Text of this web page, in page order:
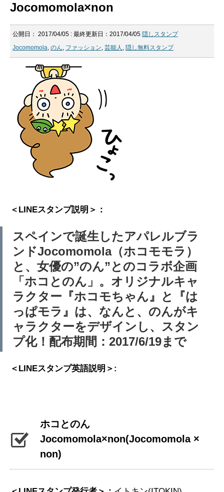
Jocomomola×non
公開日： 2017/04/05 : 最終更新日：2017/04/05 隠しスタンプ
Jocomomola, のん, ファッション, 芸能人 , 隠し無料スタンプ
＜LINEスタンプ説明＞：
スペインで誕生したアパレルブラ
ンドJocomomola（ホコモモラ）
と、女優の”のん”とのコラボ企画
「ホコとのん」。オリジナルキャ
ラクター『ホコモちゃん』と『は
っぱモラ』は、なんと、のんがキ
ャラクターをデザインし、スタン
プ化！配布期間：2017/6/19まで
＜LINEスタンプ英語説明＞:
ホコとのん
Jocomomola×non(Jocomomola ×
non)